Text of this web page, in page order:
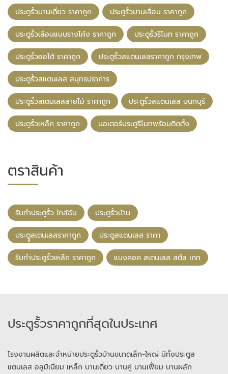
ประตูรั้วบานเดี่ยว ราคาถูก ประตูรั้วบานเลื่อน ราคาถูก
ประตูรั้วเลื่อนแบบรางโค้ง ราคาถูก ประตูรั้วรีโมท ราคาถูก
ประตูรั้วออโต้ ราคาถูก ประตูรั้วสแตนเลสราคาถูก กรุงเทพ
ประตูรั้วสแตนเลส สมุทรปราการ
ประตูรั้วสเตนเลสลายไม้ ราคาถูก ประตูรั้วสแตนเลส นนทบุรี
ประตูรั้วเหล็ก ราคาถูก มอเตอร์ประตูรีโมทพร้อมติดตั้ง
ตราสินค้า
รับทําประตูรั้ว ใกล้ฉัน ประตูรั้วบ้าน
ประตููสเตนเลสราคาถูก ประตูสแตนเลส ราคา
รับทําประตูรั้วเหล็ก ราคาถูก แบงคอค สเตนเลส สตีล เกท
ประตูรั้วราคาถูกที่สุดในประเทศ
โรงงานผลิตและจำหน่ายประตูรั้วบ้านขนาดเล็ก-ใหญ่ มีทั้งประตูส
แตนเลส อลูมิเนียม เหล็ก บานเดี่ยว บานคู่ บานเฟี้ยม บานผลัก